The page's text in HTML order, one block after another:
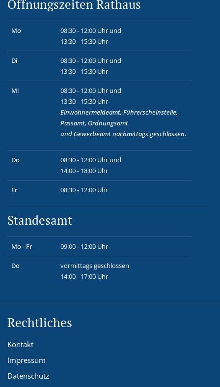
Öffnungszeiten Rathaus
Mo
08:30 - 12:00 Uhr und
13:30 - 15:30 Uhr
Di
08:30 - 12:00 Uhr und
13:30 - 15:30 Uhr
Mi
08:30 - 12:00 Uhr und
13:30 - 15:30 Uhr
Einwohnermeldeamt, Führerscheinstelle,
Passamt, Ordnungsamt
und Gewerbeamtnachmittags geschlossen.
Do
08:30 - 12:00 Uhr und
14:00 - 18:00 Uhr
Fr 08:30 - 12:00 Uhr
Standesamt
Mo - Fr 09:00 - 12:00 Uhr
Do
vormittags geschlossen
14:00 - 17:00 Uhr
Rechtliches
Kontakt
Impressum
Datenschutz